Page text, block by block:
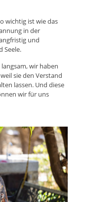
wichtig ist wie das
in der
und
Seele.
wir haben
sie den Verstand
lassen. Und diese
wir für uns